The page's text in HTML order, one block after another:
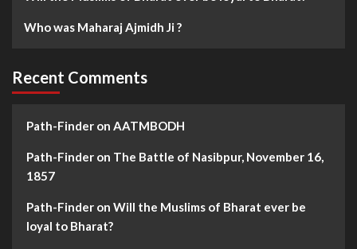
Who was Maharaj Ajmidh Ji ?
Recent Comments
Path-Finder on AATMBODH
Path-Finder on The Battle of Nasibpur, November 16,
1857
Path-Finder on Will the Muslims of Bharat ever be
loyal to Bharat?